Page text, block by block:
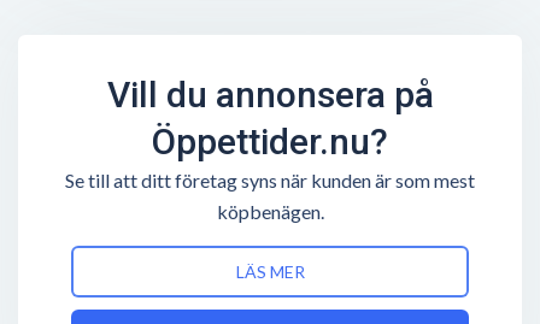
Vill du annonsera på
Öppettider.nu?
Se till att ditt företag syns när kunden är som mest
köpbenägen.
LÄS MER